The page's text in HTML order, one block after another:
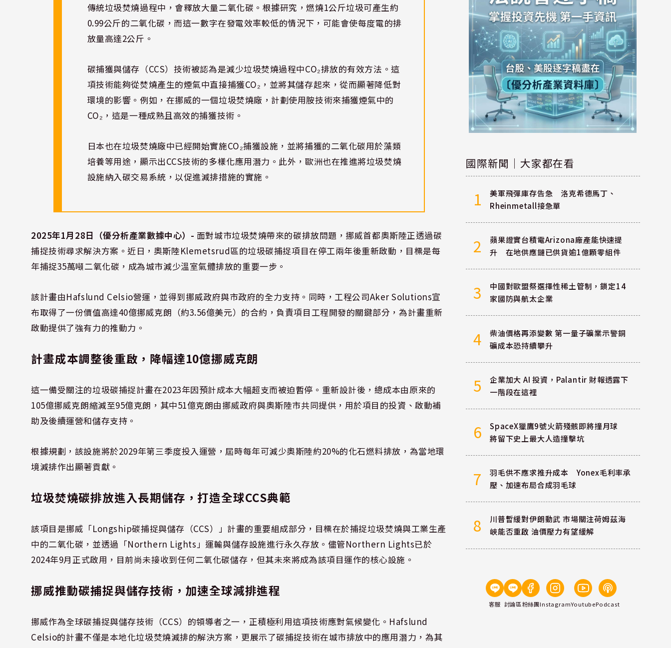
傳統垃圾焚燒過程中，會釋放大量二氧化碳。根據研究，燃燒1公斤垃圾可產生約
0.99公斤的二氧化碳，而這一數字在發電效率較低的情況下，可能會使每度電的排
放量高達2公斤。
碳捕獲與儲存（CCS）技術被認為是減少垃圾焚燒過程中CO₂排放的有效方法。這
項技術能夠從焚燒產生的煙氣中直接捕獲CO₂，並將其儲存起來，從而顯著降低對
環境的影響。例如，在挪威的一個垃圾焚燒廠，計劃使用胺技術來捕獲煙氣中的
CO₂，這是一種成熟且高效的捕獲技術。
日本也在垃圾焚燒廠中已經開始實施CO₂捕獲設施，並將捕獲的二氧化碳用於藻類
培養等用途，顯示出CCS技術的多樣化應用潛力。此外，歐洲也在推進將垃圾焚燒
設施納入碳交易系統，以促進減排措施的實施。
2025年1月28日（優分析產業數據中心）- 面對城市垃圾焚燒帶來的碳排放問題，挪威首都奧斯陸正透過碳
捕捉技術尋求解決方案。近日，奧斯陸Klemetsrud區的垃圾碳捕捉項目在停工兩年後重新啟動，目標是每
年捕捉35萬噸二氧化碳，成為城市減少溫室氣體排放的重要一步。
該計畫由Hafslund Celsio營運，並得到挪威政府與市政府的全力支持。同時，工程公司Aker Solutions宣
布取得了一份價值高達40億挪威克朗（約3.56億美元）的合約，負責項目工程開發的關鍵部分，為計畫重新
啟動提供了強有力的推動力。
計畫成本調整後重啟，降幅達10億挪威克朗
這一備受關注的垃圾碳捕捉計畫在2023年因預計成本大幅超支而被迫暫停。重新設計後，總成本由原來的
105億挪威克朗縮減至95億克朗，其中51億克朗由挪威政府與奧斯陸市共同提供，用於項目的投資、啟動補
助及後續運營和儲存支持。
根據規劃，該設施將於2029年第三季度投入運營，屆時每年可減少奧斯陸約20%的化石燃料排放，為當地環
境減排作出顯著貢獻。
垃圾焚燒碳排放進入長期儲存，打造全球CCS典範
該項目是挪威「Longship碳捕捉與儲存（CCS）」計畫的重要組成部分，目標在於捕捉垃圾焚燒與工業生產
中的二氧化碳，並透過「Northern Lights」運輸與儲存設施進行永久存放。儘管Northern Lights已於
2024年9月正式啟用，目前尚未接收到任何二氧化碳儲存，但其未來將成為該項目運作的核心設施。
挪威推動碳捕捉與儲存技術，加速全球減排進程
挪威作為全球碳捕捉與儲存技術（CCS）的領導者之一，正積極利用這項技術應對氣候變化。Hafslund
Celsio的計畫不僅是本地化垃圾焚燒減排的解決方案，更展示了碳捕捉技術在城市排放中的應用潛力，為其
國際新聞｜大家都在看
1
美軍飛彈庫存告急 洛克希德馬丁、
Rheinmetall接急單
2
蘋果證實台積電Arizona廠產能快速提
升 在地供應鏈已供貨逾1億顆零組件
3
中國對歐盟祭選擇性稀土管制，鎖定14
家國防與航太企業
4
柴油價格再添變數 第一量子礦業示警銅
礦成本恐持續攀升
5
企業加大 AI 投資，Palantir 財報透露下
一階段在這裡
6
SpaceX獵鷹9號火箭殘骸即將撞月球
將留下史上最大人造撞擊坑
7
羽毛供不應求推升成本 Yonex毛利率承
壓、加速布局合成羽毛球
8
川普暫緩對伊朗動武 市場關注荷姆茲海
峽能否重啟 油價壓力有望緩解
客服 討論區粉絲團InstagramYoutubePodcast